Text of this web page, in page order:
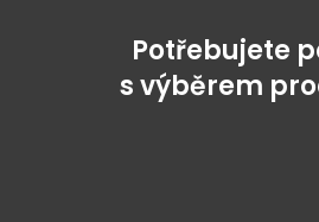
Potřebujete
s výběrem